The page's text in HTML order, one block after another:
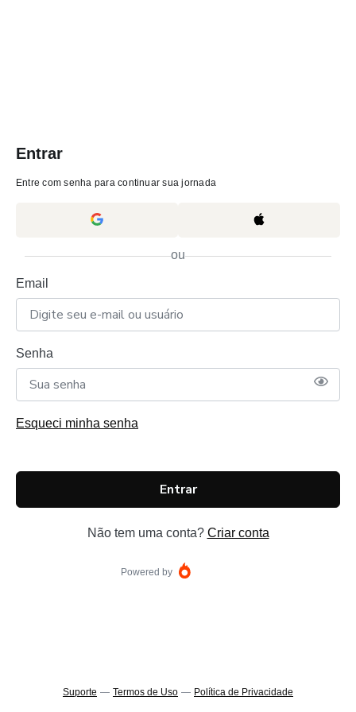
Entrar
Entre com senha para continuar sua jornada
ou
Email
Senha
Esqueci minha senha
Entrar
Não tem uma conta? Criar conta
Powered by
Suporte — Termos de Uso — Política de Privacidade